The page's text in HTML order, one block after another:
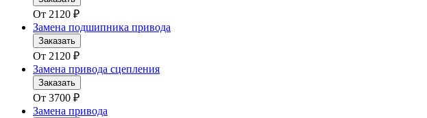
От 2120 ₽
Замена подшипника привода
Заказать
От 2120 ₽
Замена привода сцепления
Заказать
От 3700 ₽
Замена привода